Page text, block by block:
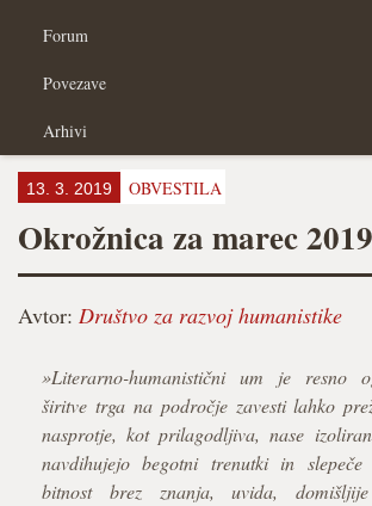
Forum
Povezave
Arhivi
13. 3. 2019 OBVESTILA
Okrožnica za marec 2019
Avtor: Društvo za razvoj humanistike
»Literarno-humanistični um je resno
širitve trga na področje zavesti lahko
nasprotje, kot prilagodljiva, nase
navdihujejo begotni trenutki in
bitnost brez znanja, uvida,